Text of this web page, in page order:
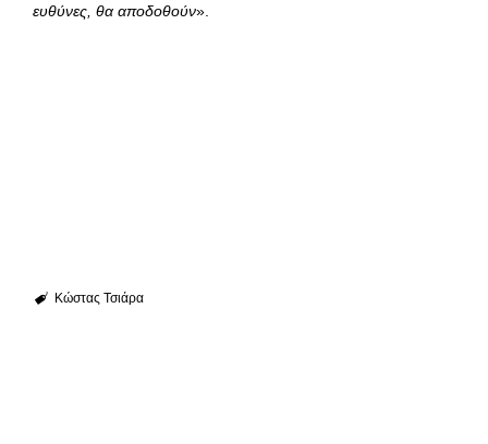
ευθύνες, θα αποδοθούν».
Κώστας Τσιάρα